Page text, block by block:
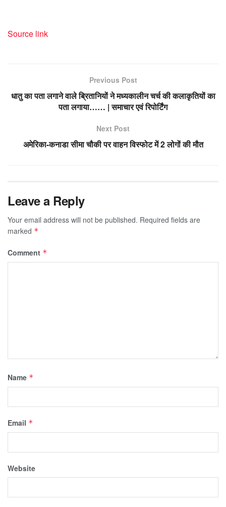
Source link
Previous Post
धातु का पता लगाने वाले ब्रितानियों ने मध्यकालीन चर्च की कलाकृतियों का
पता लगाया…… | समाचार एवं रिपोर्टिंग
Next Post
अमेरिका-कनाडा सीमा चौकी पर वाहन विस्फोट में 2 लोगों की मौत
Leave a Reply
Your email address will not be published. Required fields are
marked *
Comment *
Name *
Email *
Website